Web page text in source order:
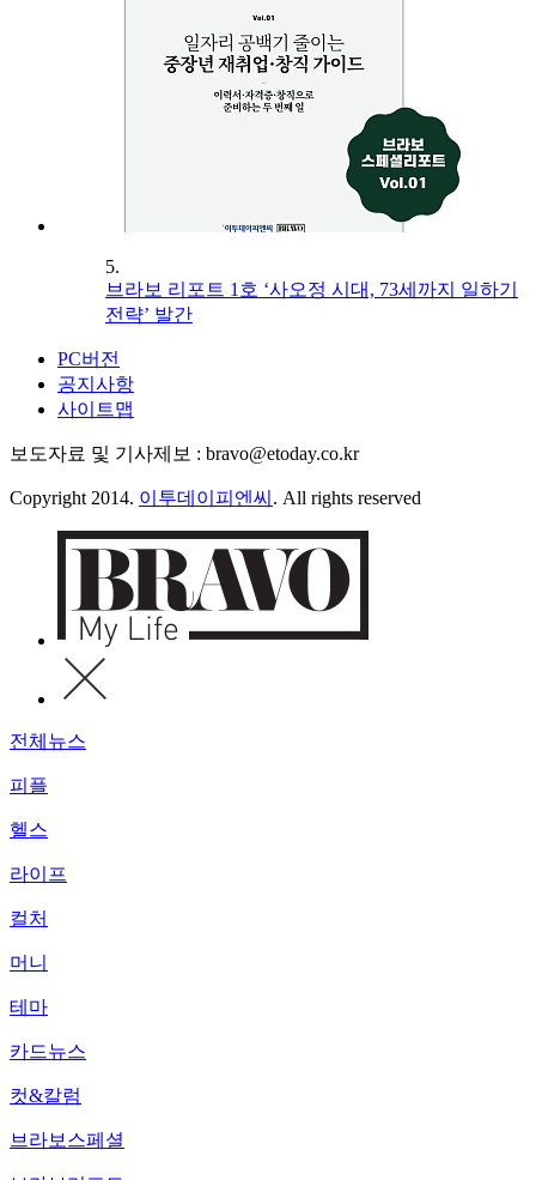
5.
브라보 리포트 1호 ‘사오정 시대, 73세까지 일하기
전략’ 발간
PC버전
공지사항
사이트맵
보도자료 및 기사제보 : bravo@etoday.co.kr
Copyright 2014. 이투데이피엔씨 . All rights reserved
전체뉴스
피플
헬스
라이프
컬처
머니
테마
카드뉴스
컷&칼럼
브라보스페셜